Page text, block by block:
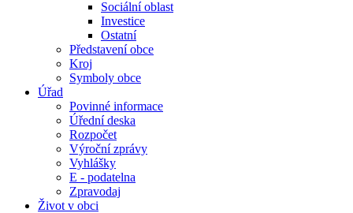
Sociální oblast
Investice
Ostatní
Představení obce
Kroj
Symboly obce
Úřad
Povinné informace
Úřední deska
Rozpočet
Výroční zprávy
Vyhlášky
E - podatelna
Zpravodaj
Život v obci